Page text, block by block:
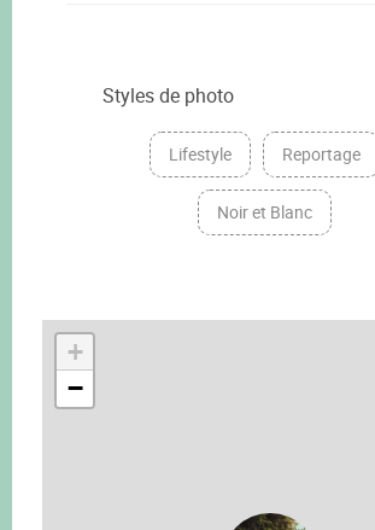
Styles de photo
Lifestyle Reportage
Noir et Blanc
+
−